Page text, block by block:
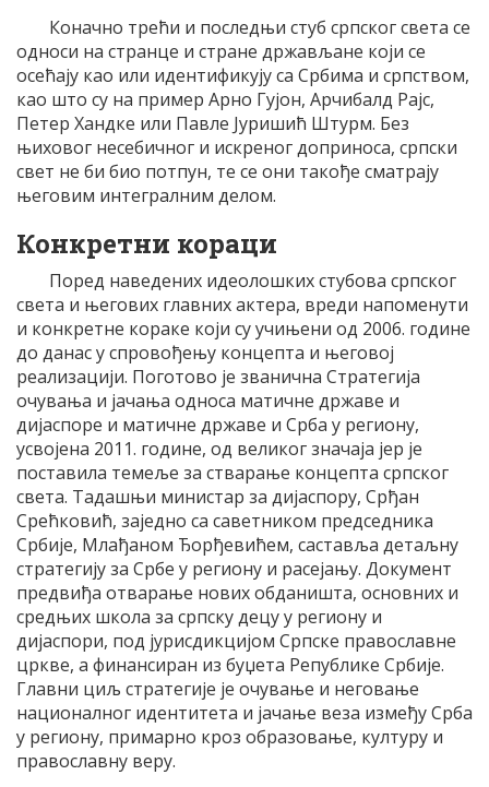
Коначно трећи и последњи стуб српског света се
односи на странце и стране држављане који се
осећају као или идентификују са Србима и српством,
као што су на пример Арно Гујон, Арчибалд Рајс,
Петер Хандке или Павле Јуришић Штурм. Без
њиховог несебичног и искреног доприноса, српски
свет не би био потпун, те се они такође сматрају
његовим интегралним делом.
Конкретни кораци
Поред наведених идеолошких стубова српског
света и његових главних актера, вреди напоменути
и конкретне кораке који су учињени од 2006. године
до данас у спровођењу концепта и његовој
реализацији. Поготово је званична Стратегија
очувања и јачања односа матичне државе и
дијаспоре и матичне државе и Срба у региону,
усвојена 2011. године, од великог значаја јер је
поставила темеље за стварање концепта српског
света. Тадашњи министар за дијаспору, Срђан
Срећковић, заједно са саветником председника
Србије, Млађаном Ђорђевићем, саставља детаљну
стратегију за Србе у региону и расејању. Документ
предвиђа отварање нових обданишта, основних и
средњих школа за српску децу у региону и
дијаспори, под јурисдикцијом Српске православне
цркве, а финансиран из буџета Републике Србије.
Главни циљ стратегије је очување и неговање
националног идентитета и јачање веза између Срба
у региону, примарно кроз образовање, културу и
православну веру.